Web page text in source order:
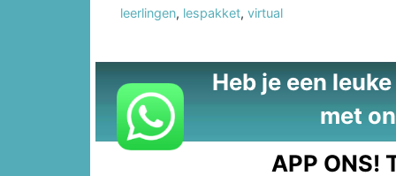
leerlingen, lespakket, virtual
Heb je een
met
APP ONS!